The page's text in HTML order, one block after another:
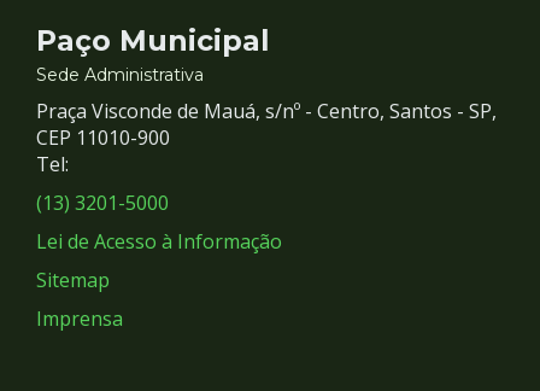
Contato
e
Redes
Sociais
Paço Municipal
Sede Administrativa
Praça Visconde de Mauá, s/nº - Centro, Santos - SP,
CEP 11010-900
Tel:
(13) 3201-5000
Lei de Acesso à Informação
Sitemap
Imprensa